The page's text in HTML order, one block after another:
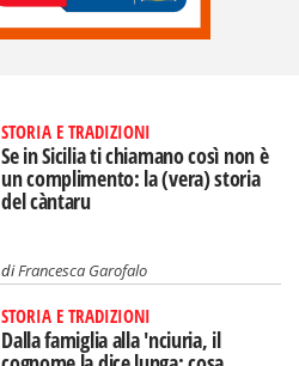
STORIA E TRADIZIONI
Se in Sicilia ti chiamano così non è
un complimento: la (vera) storia
del càntaru
diFrancesca Garofalo
STORIA E TRADIZIONI
Dalla famiglia alla 'nciuria, il